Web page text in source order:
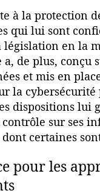
à la protection
qui lui sont
législation en la
a, de plus, conçu
et mis en
la cybersécurité
dispositions lui
sur ses
dont certaines
pour les